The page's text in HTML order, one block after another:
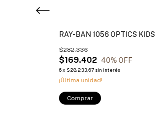
RAY-BAN 1056 OPTICS KIDS
$169.402
$282.336
40% OFF
6x $28.233,67 sin interés
¡Última unidad!
Comprar